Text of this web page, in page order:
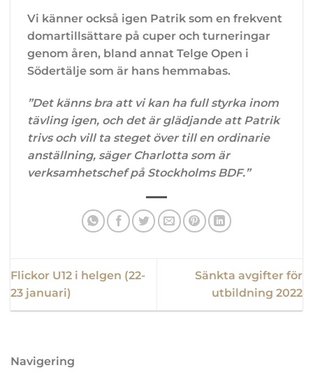
Vi känner också igen Patrik som en frekvent
domartillsättare på cuper och turneringar
genom åren, bland annat Telge Open i
Södertälje som är hans hemmabas.
”Det känns bra att vi kan ha full styrka inom
tävling igen, och det är glädjande att Patrik
trivs och vill ta steget över till en ordinarie
anställning, säger Charlotta som är
verksamhetschef på Stockholms BDF.”
Flickor U12 i helgen (22-
23 januari)
Sänkta avgifter för
utbildning 2022
Navigering